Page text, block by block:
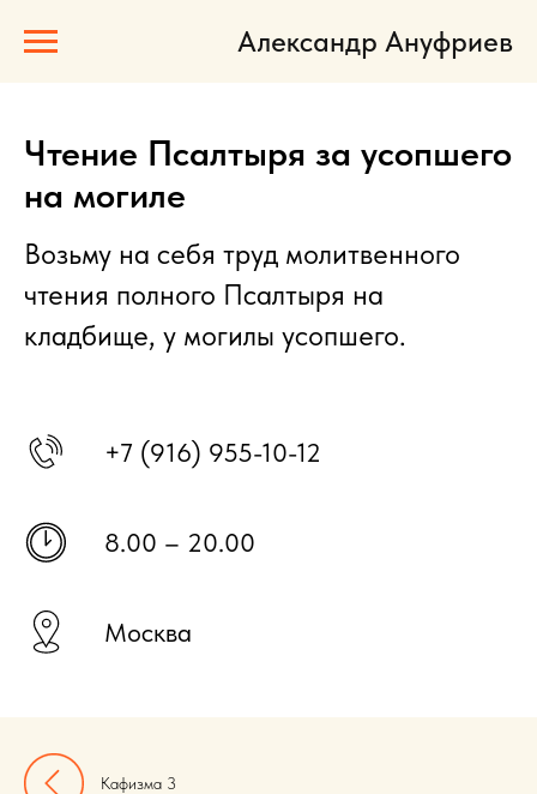
Александр Ануфриев
Чтение Псалтыря за усопшего
на могиле
Возьму на себя труд молитвенного
чтения полного Псалтыря на
кладбище, у могилы усопшего.
+7 (916) 955-10-12
8.00 – 20.00
Москва
Кафизма 3